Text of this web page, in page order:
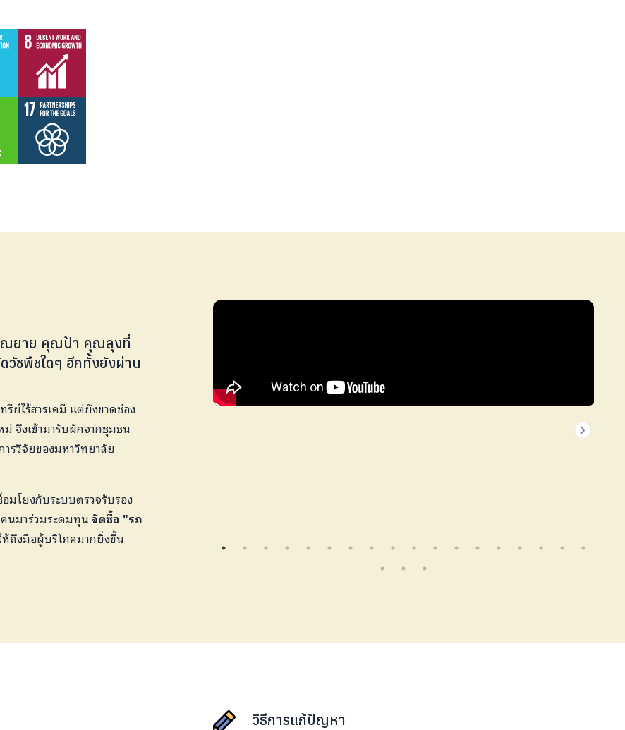
ณยาย คุณป้า คุณลุงที่
วัชพืชใดๆ อีกทั้งยังผ่าน
ย์ไร้สารเคมี แต่ยังขาดช่อง
ม่ จึงเข้ามารับผักจากชุมชน
รวิจัยของมหาวิทยาลัย
มโยงกับระบบตรวจรับรอง
นมาร่วมระดมทุนจัดซื้อ "รถ
ถึงมือผู้บริโภคมากยิ่งขึ้น
วิธีการแก้ปัญหา